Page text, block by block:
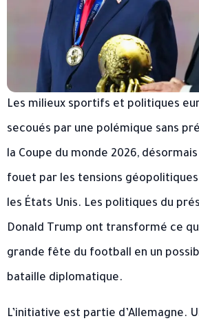
Les milieux sportifs et politiques
secoués par une polémique sans
la Coupe du monde 2026,
fouet par les tensions
les États Unis. Les politiques du
Donald Trump ont transformé ce
grande fête du football en un
bataille diplomatique.
L’initiative est partie d’Allemagne.